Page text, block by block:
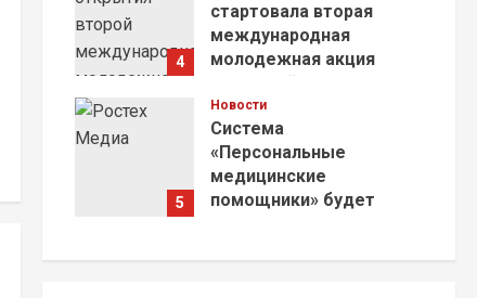
4
стартовала вторая
международная
молодежная акция
«Молодой Янцзы»
22.07.2026
5
Новости
Система
«Персональные
медицинские
помощники» будет